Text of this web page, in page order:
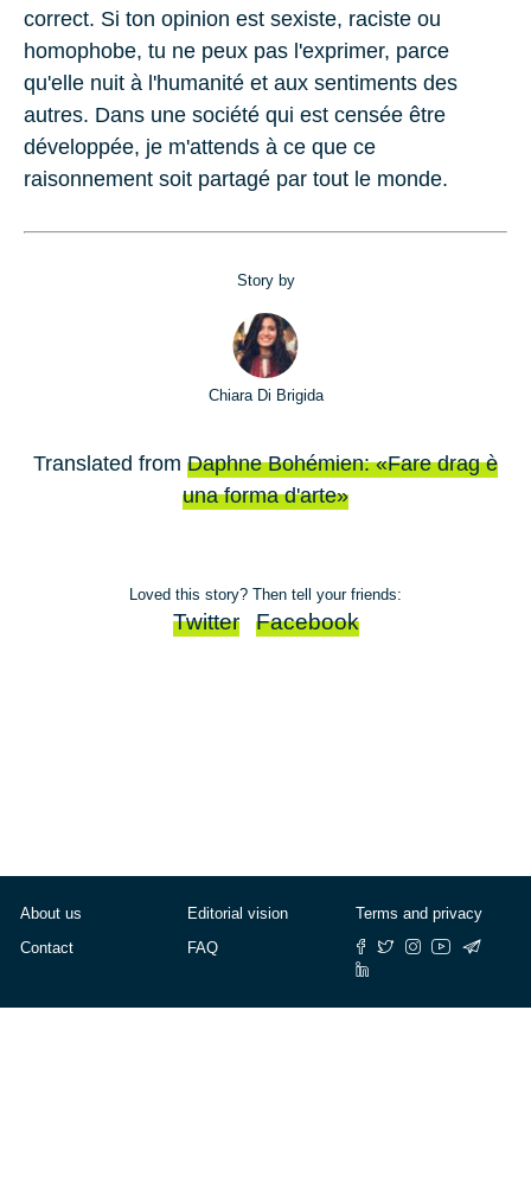
correct. Si ton opinion est sexiste, raciste ou
homophobe, tu ne peux pas l'exprimer, parce
qu'elle nuit à l'humanité et aux sentiments des
autres. Dans une société qui est censée être
développée, je m'attends à ce que ce
raisonnement soit partagé par tout le monde.
Story by
Chiara Di Brigida
Translated from Daphne Bohémien: «Fare drag è
una forma d'arte»
Loved this story? Then tell your friends:
Twitter Facebook
About us
Contact
Editorial vision
FAQ
Terms and privacy